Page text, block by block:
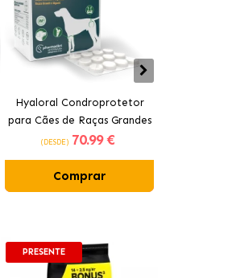
Hyaloral Condroprotetor
para Cães de Raças Grandes
Pharmadiet
(DESDE) 70.99 €
Comprar
PRESENTE